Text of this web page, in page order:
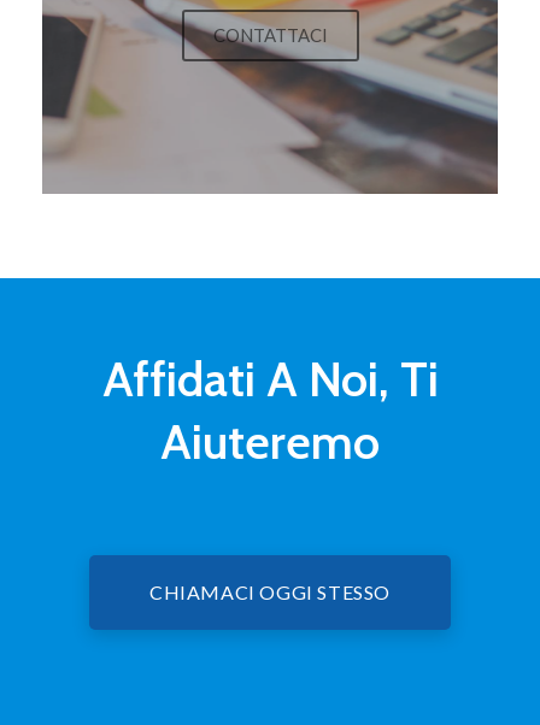
CONTATTACI
Affidati A Noi, Ti
Aiuteremo
CHIAMACI OGGI STESSO